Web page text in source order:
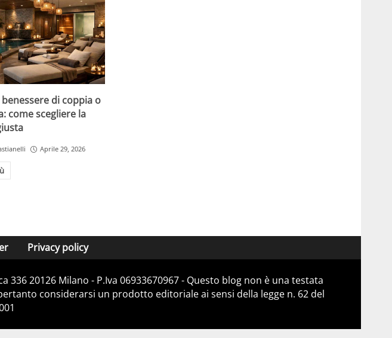
di coppia o
come scegliere la
Aprile 29, 2026
Privacy policy
20126 Milano - P.Iva 06933670967 - Questo blog non è una testata
considerarsi un prodotto editoriale ai sensi della legge n. 62 del